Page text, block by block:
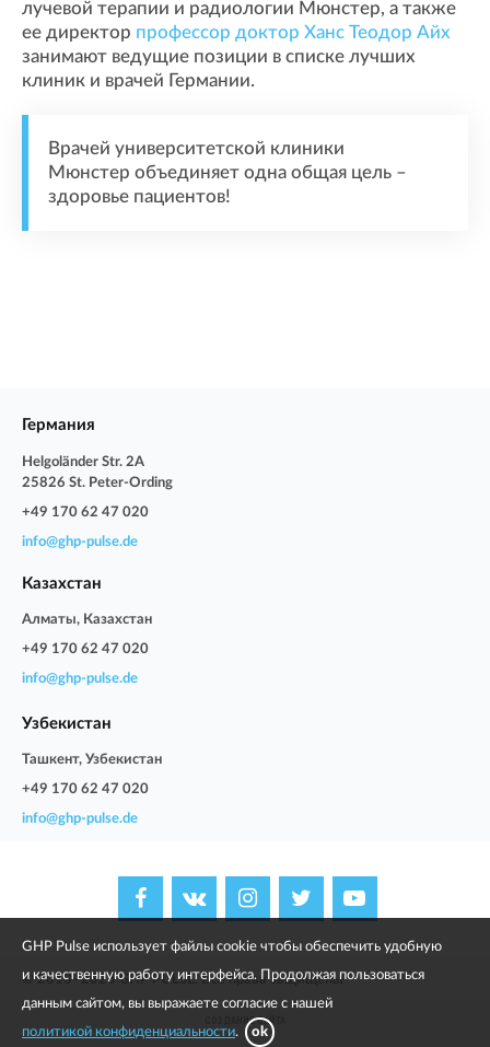
лучевой терапии и радиологии Мюнстер, а также
ее директор профессор доктор Ханс Теодор Айх
занимают ведущие позиции в списке лучших
клиник и врачей Германии.
Врачей университетской клиники
Мюнстер объединяет одна общая цель –
здоровье пациентов!
Германия
Helgoländer Str. 2A
25826 St. Peter-Ording
+49 170 62 47 020
info@ghp-pulse.de
Казахстан
Алматы, Казахстан
+49 170 62 47 020
info@ghp-pulse.de
Узбекистан
Ташкент, Узбекистан
+49 170 62 47 020
info@ghp-pulse.de
© 2013–2025 GHP PULSE. Все права защищены
СОЗДАНИЕ САЙТА
GHP Pulse использует файлы cookie чтобы обеспечить удобную
и качественную работу интерфейса. Продолжая пользоваться
данным сайтом, вы выражаете согласие с нашей
политикой конфиденциальности. ok